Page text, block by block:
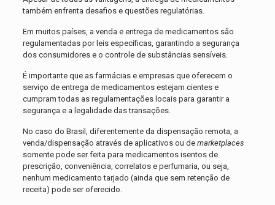
também enfrenta desafios e questões regulatórias.
Em muitos países, a venda e entrega de medicamentos são
regulamentadas por leis específicas, garantindo a segurança
dos consumidores e o controle de substâncias sensíveis.
É importante que as farmácias e empresas que oferecem o
serviço de entrega de medicamentos estejam cientes e
cumpram todas as regulamentações locais para garantir a
segurança e a legalidade das transações.
No caso do Brasil, diferentemente da dispensação remota, a
venda/dispensação através de aplicativos ou de marketplaces
somente pode ser feita para medicamentos isentos de
prescrição, conveniência, correlatos e perfumaria, ou seja,
nenhum medicamento tarjado (ainda que sem retenção de
receita) pode ser oferecido.